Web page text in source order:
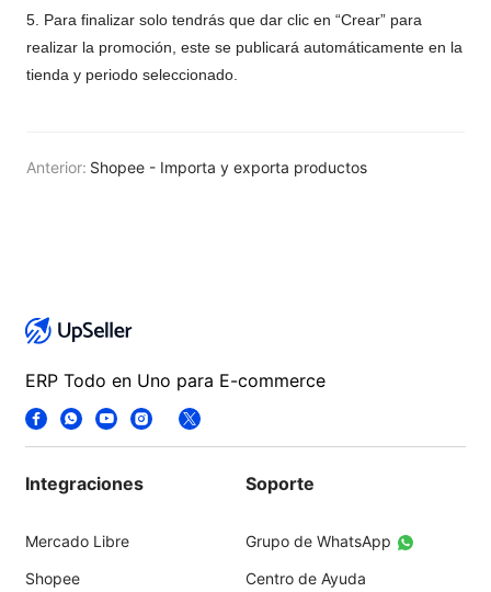
5. Para finalizar solo tendrás que dar clic en “Crear” para
realizar la promoción, este se publicará automáticamente en la
tienda y periodo seleccionado.
Anterior: Shopee - Importa y exporta productos
ERP Todo en Uno para E-commerce
Integraciones
Mercado Libre
Shopee
Soporte
Grupo de WhatsApp
Centro de Ayuda